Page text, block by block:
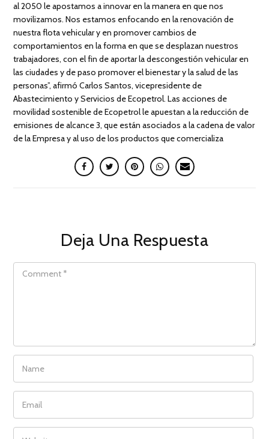
al 2050 le apostamos a innovar en la manera en que nos
movilizamos. Nos estamos enfocando en la renovación de
nuestra flota vehicular y en promover cambios de
comportamientos en la forma en que se desplazan nuestros
trabajadores, con el fin de aportar la descongestión vehicular en
las ciudades y de paso promover el bienestar y la salud de las
personas”, afirmó Carlos Santos, vicepresidente de
Abastecimiento y Servicios de Ecopetrol. Las acciones de
movilidad sostenible de Ecopetrol le apuestan a la reducción de
emisiones de alcance 3, que están asociados a la cadena de valor
de la Empresa y al uso de los productos que comercializa
Deja Una Respuesta
COMMENT
NAME
EMAIL
WEBSITE